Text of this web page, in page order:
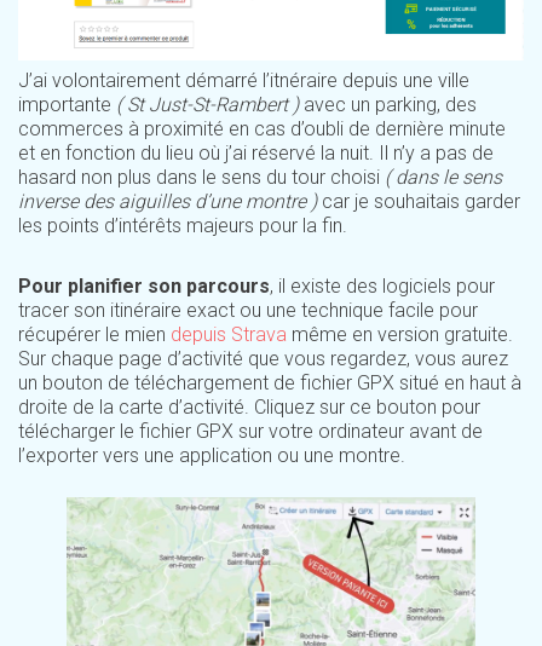
J’ai volontairement démarré l’itnéraire depuis une ville
importante ( St Just-St-Rambert ) avec un parking, des
commerces à proximité en cas d’oubli de dernière minute
et en fonction du lieu où j’ai réservé la nuit. Il n’y a pas de
hasard non plus dans le sens du tour choisi ( dans le sens
inverse des aiguilles d’une montre )car je souhaitais garder
les points d’intérêts majeurs pour la fin.
Pour planifier son parcours, il existe des logiciels pour
tracer son itinéraire exact ou une technique facile pour
récupérer le mien depuis Strava même en version gratuite.
Sur chaque page d’activité que vous regardez, vous aurez
un bouton de téléchargement de fichier GPX situé en haut à
droite de la carte d’activité. Cliquez sur ce bouton pour
télécharger le fichier GPX sur votre ordinateur avant de
l’exporter vers une application ou une montre.